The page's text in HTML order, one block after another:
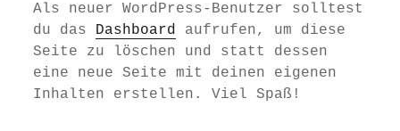
Als neuer WordPress-Benutzer solltest
du das Dashboard aufrufen, um diese
Seite zu löschen und statt dessen
eine neue Seite mit deinen eigenen
Inhalten erstellen. Viel Spaß!